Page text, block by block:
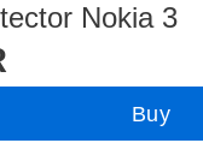
Nokia 3
Buy